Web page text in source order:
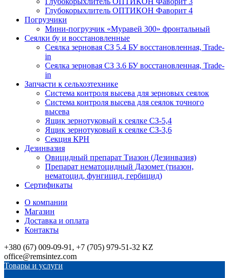
Глубокорыхлитель ОПТИКОН Фаворит 4
Погрузчики
Мини-погрузчик «Муравей 300» фронтальный
Сеялки бу и восстановленные
Сеялка зерновая СЗ 5.4 БУ восстановленная, Trade-
in
Сеялка зерновая СЗ 3.6 БУ восстановленная, Trade-
in
Запчасти к сельхозтехнике
Система контроля высева для зерновых сеялок
Система контроля высева для сеялок точного
высева
Ящик зернотуковый к сеялке СЗ-5,4
Ящик зернотуковый к сеялке СЗ-3,6
Секция КРН
Дезинвазия
Овицидный препарат Тиазон (Дезинвазия)
Препарат нематоцидный Дазомет (тиазон,
нематоцид, фунгицид, гербицид)
Сертификаты
О компании
Магазин
Доставка и оплата
Контакты
+380 (67) 009-09-91, +7 (705) 979-51-32 KZ
office@remsintez.com
Товары и услуги